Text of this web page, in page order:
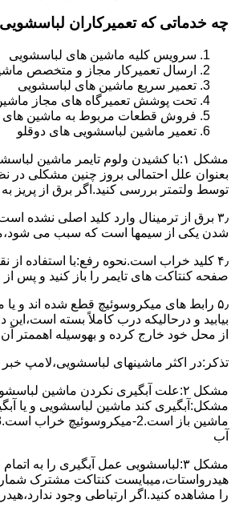
چه خدماتی که تعمیرکاران
سرویس کلیه ماشین های لباسشویی
ارسال تعمیرکار مجاز و متخصص
تعمیر سریع ماشین های لباسشویی
تحت پوشش تعمیرگاه های مجاز
فروش قطعات مربوط به ماشین های
تعمیر ماشین لباسشویی های دوقلو
مشکل ۱:ﺑﺎ ﮐﺸﯿﺪن وﻟﻮم ﺗﺎﯾﻤﺮ
ﺗﻮﺳﻂ ولتمتر بررسی ﮐﻨﯿﺪ.اﮔﺮ ﺑﺮق از ﭘﺮﯾﺰ
۳٫ ﺑﺮق از ﺗﺮﻣﯿﻨﺎل وارد ﮐﻠﯿﺪ اﺻﻠﯽ ﻧﺸﺪه
شدن ﯾﮑﯽ از سیمها است که سبب می
۴٫ ﮐﻠﯿﺪ ﺧﺮاب اﺳﺖ.نحوه رفع:ﺑﺎ اﺳﺘﻔﺎده
ﺻﻔﺤﻪ ﮐﻨﺘﺎﮐﺖ ﻫﺎی ﺗﺎﯾﻤﺮ را باز کنید و ﭘﺲ از
۵٫ رابط های ﻣﯿﮑﺮوﺳﻮﺋﯿﭻ ﻗﻄﻊ شده اند و
ﺑﯿﺎﺑﯿﺪ و درحالیکه درب کاملاً ﺑﺴﺘﻪ
از ﻣﺤﻞ خود ﺧﺎرج کرده و بهوسیله اهممتر
ﺗﺬﮐﺮ:در اﮐﺜﺮ ماشینهای لباسشویی،ﻻﻣﭗ
مشکل ۲:علت آبگیری نکردن ماشین
آب
را ﻣﺸﺎﻫﺪه کنید.اﮔﺮ ارﺗﺒﺎطی وجود